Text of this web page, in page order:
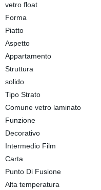
vetro float
Forma
Piatto
Aspetto
Appartamento
Struttura
solido
Tipo Strato
Comune vetro laminato
Funzione
Decorativo
Intermedio Film
Carta
Punto Di Fusione
Alta temperatura